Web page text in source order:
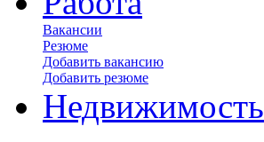
Вакансии
Резюме
Добавить вакансию
Добавить резюме
Недвижимость